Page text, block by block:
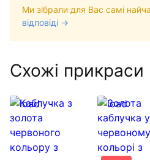
Ми зібрали для Вас самі
відповіді →
Схожі прикраси